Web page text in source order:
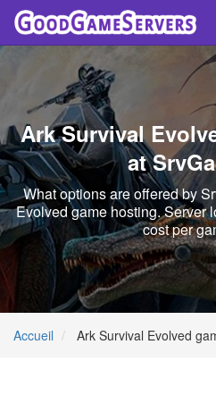
Ark Survival
at
What options are offered by
Evolved game hosting. Server
cost per
Accueil Ark Survival Evolved